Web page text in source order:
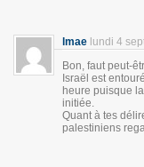
lmae lundi 4
Bon, faut peut-
Israël est
heure puisque
initiée.
Quant à tes
palestiniens